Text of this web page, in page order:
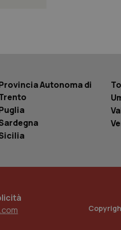
Autonoma di
traccia
incorporati
del sito web sta
di
tenere traccia